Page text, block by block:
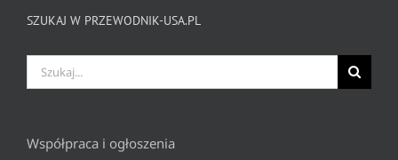
SZUKAJ W PRZEWODNIK-USA.PL
Szukaj
Współpraca i ogłoszenia